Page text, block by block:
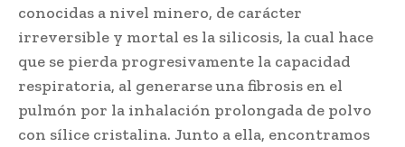
conocidas a nivel minero, de carácter
irreversible y mortal es la silicosis, la cual hace
que se pierda progresivamente la capacidad
respiratoria, al generarse una fibrosis en el
pulmón por la inhalación prolongada de polvo
con sílice cristalina. Junto a ella, encontramos